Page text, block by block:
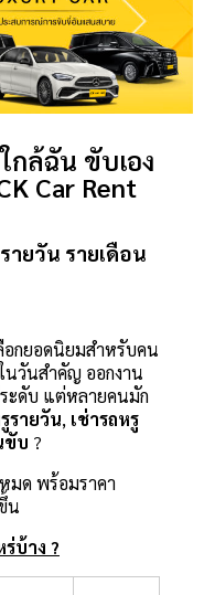
กล้ฉัน ขับเอง
Car Rent
ยวัน รายเดือน
อกยอดนิยมสำหรับคน
นวันสำคัญ ออกงาน
ะดับ แต่หลายคนมัก
รายวัน, เช่ารถหรู
ขับ ?
มด พร้อมราคา
น
บ้าง ?